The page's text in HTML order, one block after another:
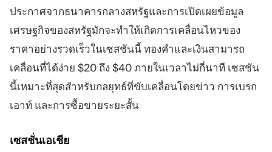
ประกาศจากธนาคารกลางสหรัฐและการเปิดเผยข้อมูล
เศรษฐกิจของสหรัฐมักจะทำให้เกิดการเคลื่อนไหวของ
ราคาอย่างรวดเร็วในเซสชันนี้ ทองคำและเงินสามารถ
เคลื่อนที่ได้ง่าย $20 ถึง $40 ภายในเวลาไม่กี่นาที เซสชัน
นี้เหมาะที่สุดสำหรับกลยุทธ์ที่ขับเคลื่อนโดยข่าว การเบรก
เอาท์ และการซื้อขายระยะสั้น
เซสชั่นเอเชีย